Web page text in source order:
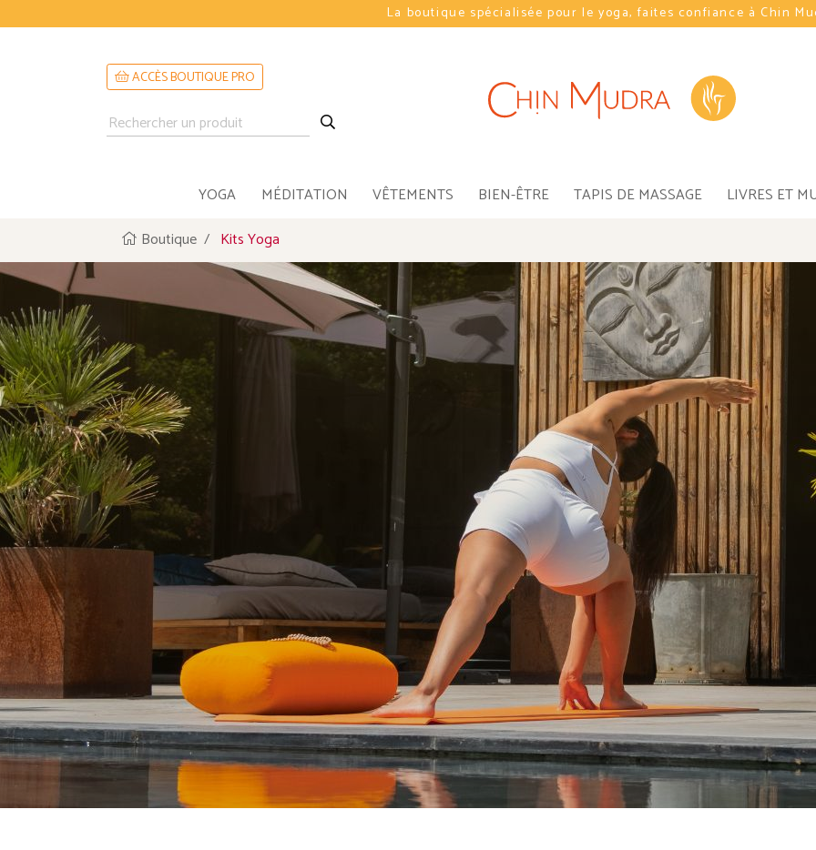
Chin Mudra la marque 100% française au service du Yoga
ACCÈS BOUTIQUE PRO
YOGA MÉDITATION VÊTEMENTS BIEN-ÊTRE TAPIS DE MASSAGE LIVRES ET
Boutique Kits Yoga